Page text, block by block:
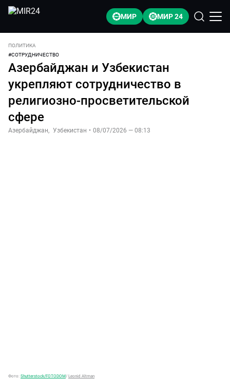
МИР МИР 24
ПОЛИТИКА
#СОТРУДНИЧЕСТВО
Азербайджан и Узбекистан
укрепляют сотрудничество в
религиозно-просветительской
сфере
Азербайджан, Узбекистан • 08/07/2026 — 08:13
Фото: Shutterstock/FOTODOM/ Leonid Altman